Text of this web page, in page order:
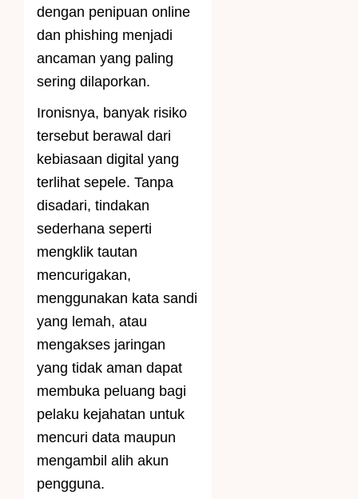
dengan penipuan online
dan phishing menjadi
ancaman yang paling
sering dilaporkan.
Ironisnya, banyak risiko
tersebut berawal dari
kebiasaan digital yang
terlihat sepele. Tanpa
disadari, tindakan
sederhana seperti
mengklik tautan
mencurigakan,
menggunakan kata sandi
yang lemah, atau
mengakses jaringan
yang tidak aman dapat
membuka peluang bagi
pelaku kejahatan untuk
mencuri data maupun
mengambil alih akun
pengguna.